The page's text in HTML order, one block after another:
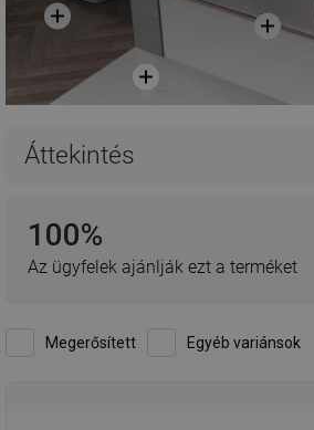
Áttekintés
100%
Az ügyfelek ajánlják ezt a terméket
Megerősített Egyéb variánsok